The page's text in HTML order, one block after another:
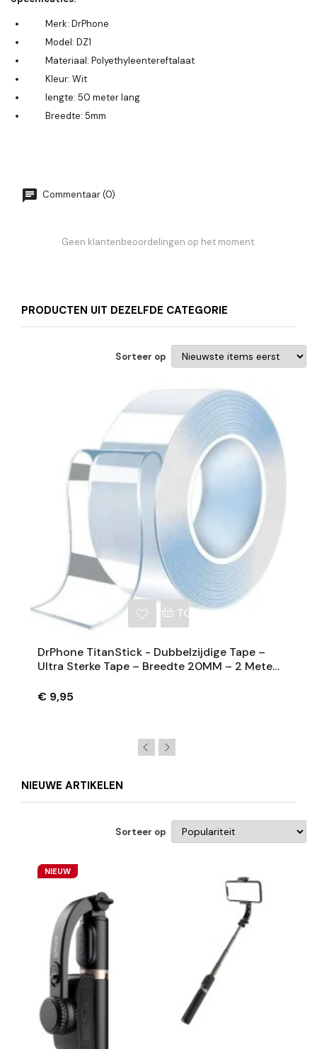
Merk: DrPhone
Model: DZ1
Materiaal: Polyethyleentereftalaat
Kleur: Wit
lengte: 50 meter lang
Breedte: 5mm
Commentaar (0)
Geen klantenbeoordelingen op het moment.
PRODUCTEN UIT DEZELFDE CATEGORIE
Sorteer op
TOEVOEGEN AAN
DrPhone TitanStick - Dubbelzijdige Tape –
Ultra Sterke Tape – Breedte 20MM – 2 Meter
€ 9,95
NIEUWE ARTIKELEN
Sorteer op
NIEUW